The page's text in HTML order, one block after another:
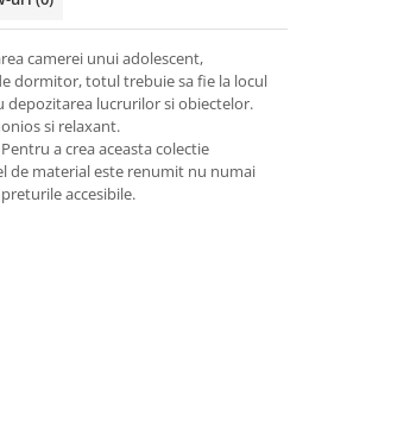
camerei unui adolescent,
dormitor, totul trebuie sa fie la locul
depozitarea lucrurilor si obiectelor.
si relaxant.
a crea aceasta colectie
de material este renumit nu numai
accesibile.